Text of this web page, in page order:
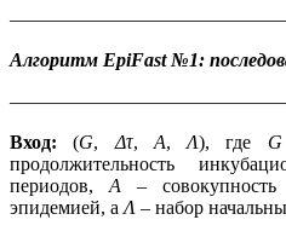
Алгоритм EpiFast №1:
Вход: (G,Δτ,A,Λ), где G
продолжительность
периодов,A– совокупность
эпидемией, аΛ – набор